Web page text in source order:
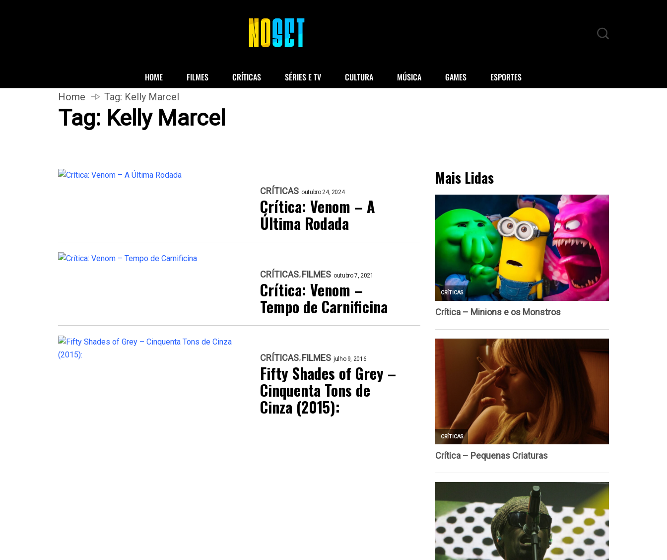
HOME FILMES CRÍTICAS SÉRIES E TV CULTURA MÚSICA GAMES
ESPORTES
Home
Tag: Kelly Marcel
Tag: Kelly Marcel
CRÍTICAS outubro 24, 2024
Crítica: Venom – A
Última Rodada
CRÍTICAS FILMES outubro 7, 2021
Crítica: Venom –
Tempo de Carnificina
CRÍTICAS FILMES julho 9, 2016
Fifty Shades of Grey –
Cinquenta Tons de
Cinza (2015):
Mais Lidas